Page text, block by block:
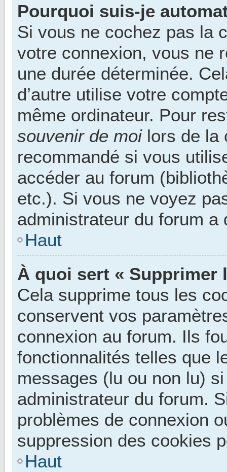
Pourquoi suis-je
Si vous ne cochez pas la
votre connexion, vous ne
une durée déterminée.
d’autre utilise votre
même ordinateur. Pour
souvenir de moilors de la
recommandé si vous
accéder au forum
etc.). Si vous ne voyez
administrateur du forum
Haut
À quoi sert « Supprimer
Cela supprime tous les
conservent vos
connexion au forum. Ils
fonctionnalités telles que
messages (lu ou non lu)
administrateur du forum.
problèmes de connexion
suppression des cookies
Haut